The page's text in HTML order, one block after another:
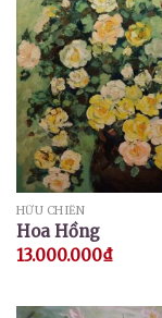
HỮU CHIẾN
Hoa Hồng
13.000.000₫